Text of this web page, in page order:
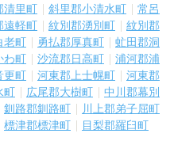
清里町 斜里郡小清水町
常呂
遠軽町 紋別郡湧別町
紋別郡
老町 勇払郡厚真町
虻田郡洞
わ町 沙流郡日高町
浦河郡浦
更町 河東郡上士幌町
河東郡
町 広尾郡大樹町
中川郡幕別
釧路郡釧路町
川上郡弟子屈町
標津郡標津町 目梨郡羅臼町